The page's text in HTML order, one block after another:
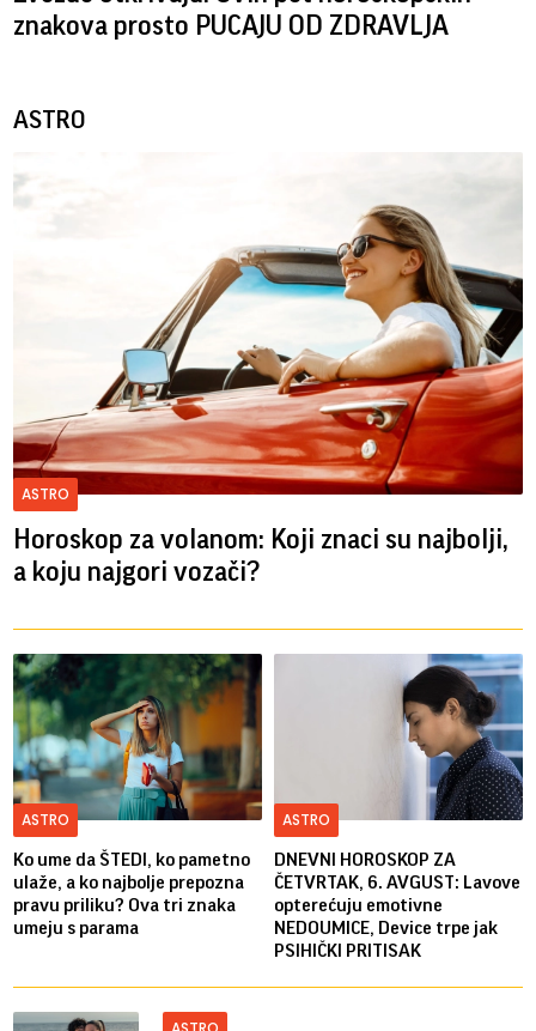
znakova prosto PUCAJU OD ZDRAVLJA
ASTRO
ASTRO
Horoskop za volanom: Koji znaci su najbolji,
a koju najgori vozači?
ASTRO
Ko ume da ŠTEDI, ko pametno
ulaže, a ko najbolje prepozna
pravu priliku? Ova tri znaka
umeju s parama
ASTRO
DNEVNI HOROSKOP ZA
ČETVRTAK, 6. AVGUST: Lavove
opterećuju emotivne
NEDOUMICE, Device trpe jak
PSIHIČKI PRITISAK